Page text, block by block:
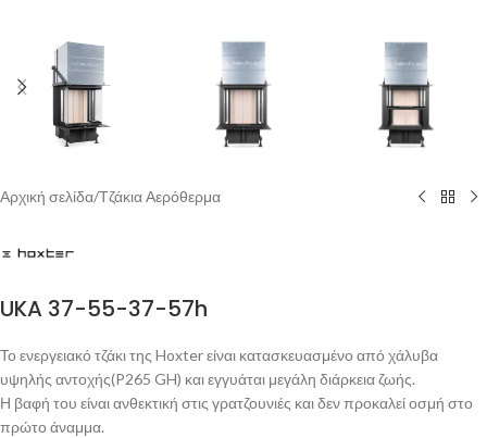
Αρχική σελίδα/Τζάκια Αερόθερμα
UKA 37-55-37-57h
Το ενεργειακό τζάκι της Hoxter είναι κατασκευασμένο από χάλυβα
υψηλής αντοχής(P265 GH) και εγγυάται μεγάλη διάρκεια ζωής.
Η βαφή του είναι ανθεκτική στις γρατζουνιές και δεν προκαλεί οσμή στο
πρώτο άναμμα.